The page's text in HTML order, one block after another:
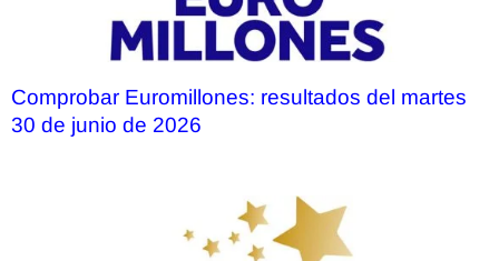
Comprobar Euromillones: resultados del martes
30 de junio de 2026